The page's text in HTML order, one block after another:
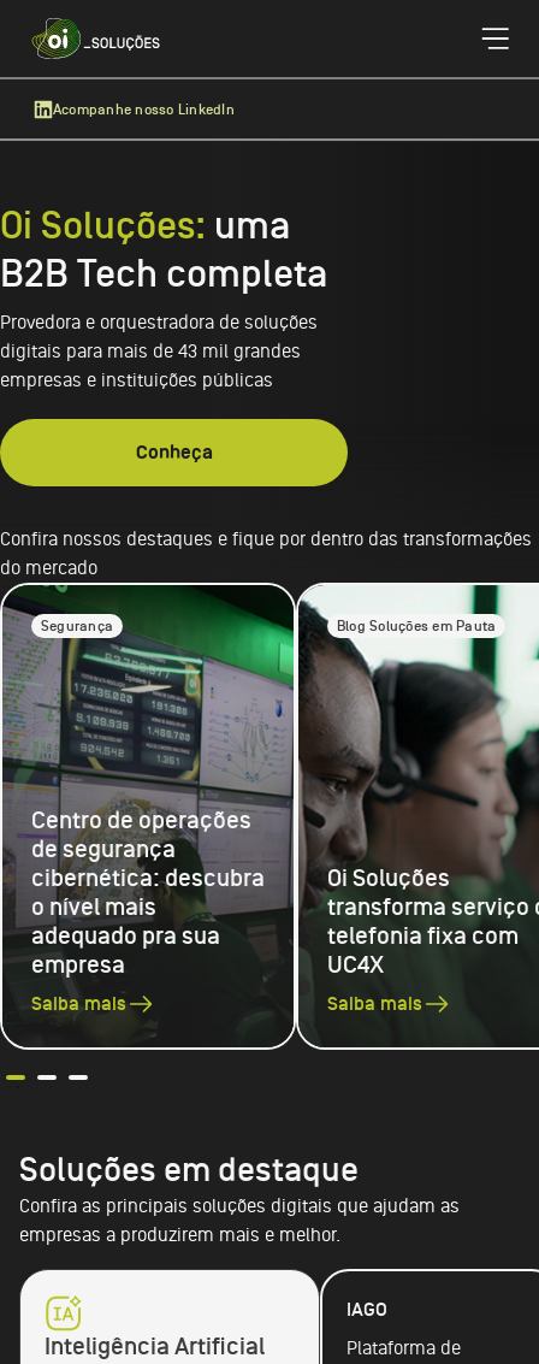
Acompanhe nosso LinkedIn
Oi Soluções: uma
B2B Tech completa
Provedora e orquestradora de soluções
digitais para mais de 43 mil grandes
empresas e instituições públicas
Conheça
Confira nossos destaques e fique por dentro das transformações
do mercado
Segurança
Centro de operações
de segurança
cibernética: descubra
o nível mais
adequado pra sua
empresa
Saiba mais
Blog Soluções em Pauta
Oi Soluções
transforma serviço
telefonia fixa com
UC4X
Saiba mais
Soluções em destaque
Confira as principais soluções digitais que ajudam as
empresas a produzirem mais e melhor.
Inteligência Artificial
IAGO
Plataforma de